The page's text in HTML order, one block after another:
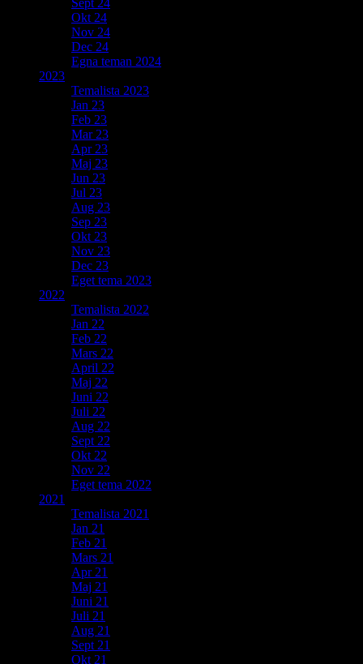
Okt 24
Nov 24
Dec 24
Egna teman 2024
2023
Temalista 2023
Jan 23
Feb 23
Mar 23
Apr 23
Maj 23
Jun 23
Jul 23
Aug 23
Sep 23
Okt 23
Nov 23
Dec 23
Eget tema 2023
2022
Temalista 2022
Jan 22
Feb 22
Mars 22
April 22
Maj 22
Juni 22
Juli 22
Aug 22
Sept 22
Okt 22
Nov 22
Eget tema 2022
2021
Temalista 2021
Jan 21
Feb 21
Mars 21
Apr 21
Maj 21
Juni 21
Juli 21
Aug 21
Sept 21
Okt 21